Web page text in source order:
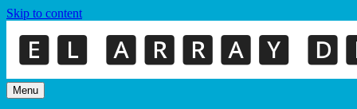
Skip to content
Menu